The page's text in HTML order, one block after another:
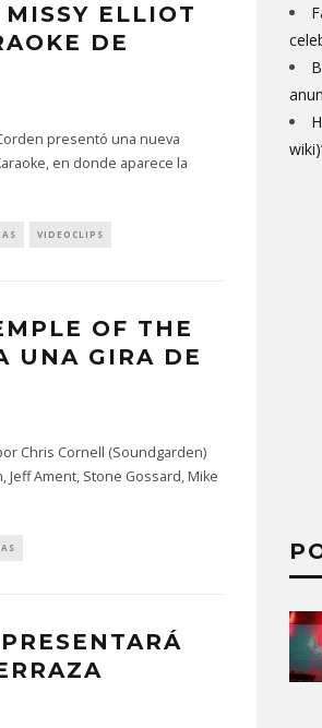
ELLIOT
DE
presentó una nueva
en donde aparece la
VIDEOCLIPS
OF THE
UNA GIRA DE
Chris Cornell (Soundgarden)
Jeff Ament, Stone Gossard, Mike
wiki)’